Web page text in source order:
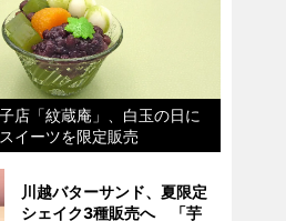
店「紋蔵庵」、白玉の日に
イーツを限定販売
川越バターサンド、夏限定
シェイク3種販売へ 「芋